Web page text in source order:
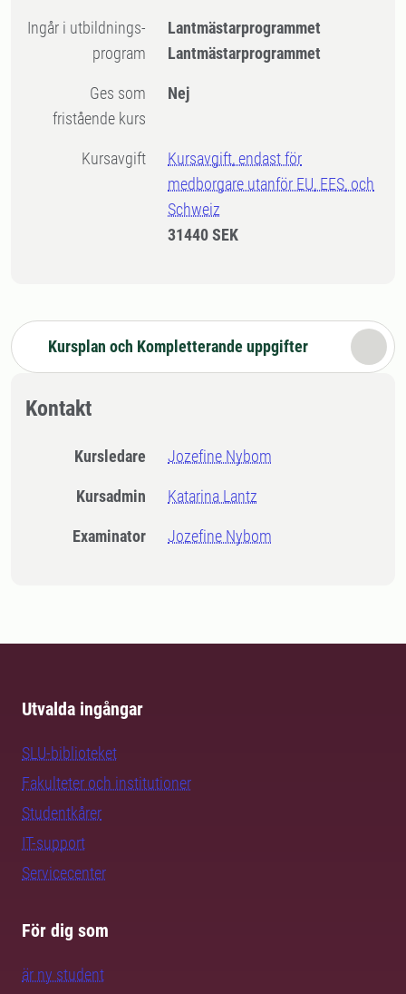
Ingår i utbildnings-
program
Lantmästarprogrammet
Lantmästarprogrammet
Ges som
fristående kurs
Nej
Kursavgift
Kursavgift, endast för
medborgare utanför EU, EES, och
Schweiz
31440 SEK
Kursplan och Kompletterande uppgifter
Kontakt
Kursledare Jozefine Nybom
Kursadmin Katarina Lantz
Examinator Jozefine Nybom
Utvalda ingångar
SLU-biblioteket
Fakulteter och institutioner
Studentkårer
IT-support
Servicecenter
För dig som
är ny student